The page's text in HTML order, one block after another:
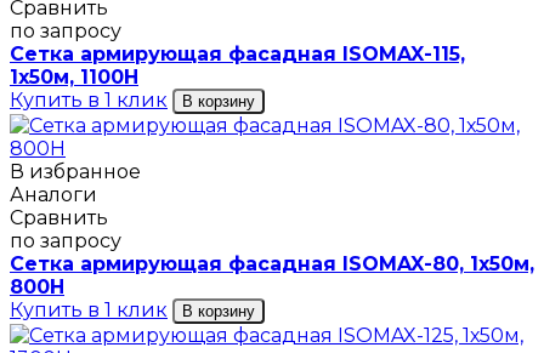
Сравнить
по запросу
Сетка армирующая фасадная ISOMAX-115,
1х50м, 1100H
Купить в 1 клик
В корзину
В избранное
Аналоги
Сравнить
по запросу
Сетка армирующая фасадная ISOMAX-80, 1х50м,
800H
Купить в 1 клик
В корзину